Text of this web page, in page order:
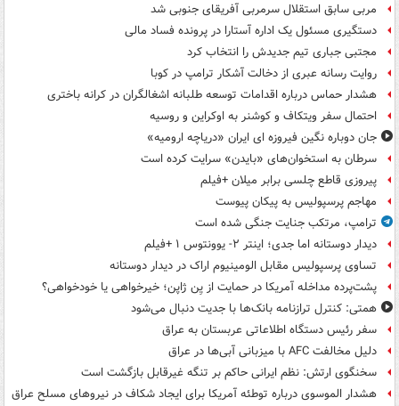
مربی سابق استقلال سرمربی آفریقای جنوبی شد
دستگیری مسئول یک اداره آستارا در پرونده فساد مالی
مجتبی جباری تیم جدیدش را انتخاب کرد
روایت رسانه عبری از دخالت آشکار ترامپ در کوبا
هشدار حماس درباره اقدامات توسعه طلبانه اشغالگران در کرانه باختری
احتمال سفر ویتکاف و کوشنر به اوکراین و روسیه
جان دوباره نگین فیروزه ای ایران «دریاچه ارومیه»
سرطان به استخوان‌های «بایدن» سرایت کرده است
پیروزی قاطع چلسی برابر میلان +فیلم
مهاجم پرسپولیس به پیکان پیوست
ترامپ، مرتکب جنایت جنگی شده است
دیدار دوستانه اما جدی؛ اینتر ۲- یوونتوس ۱ +فیلم
تساوی پرسپولیس مقابل الومینیوم اراک در دیدار دوستانه
پشت‌پرده مداخله آمریکا در حمایت از یِن ژاپن؛ خیرخواهی یا خودخواهی؟
همتی: کنترل ترازنامه بانک‌ها با جدیت دنبال می‌شود
سفر رئیس دستگاه اطلاعاتی عربستان به عراق
دلیل مخالفت AFC با میزبانی آبی‌ها در عراق
سخنگوی ارتش: نظم ایرانی حاکم بر تنگه غیرقابل بازگشت است
هشدار الموسوی درباره توطئه آمریکا برای ایجاد شکاف در نیروهای مسلح عراق